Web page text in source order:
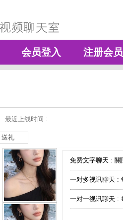
会员登入 注册会员
最近上线时间 :
送礼
免费文字聊天 : 關
一对多视讯聊天 :
一对一视讯聊天 :